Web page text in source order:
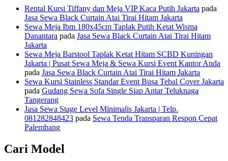
Rental Kursi Tiffany dan Meja VIP Kaca Putih Jakarta pada
Jasa Sewa Black Curtain Atai Tirai Hitam Jakarta
Sewa Meja Ibm 180x45cm Taplak Putih Ketat Wisma
Danantara pada Jasa Sewa Black Curtain Atai Tirai Hitam
Jakarta
Sewa Meja Barstool Taplak Ketat Hitam SCBD Kuningan
Jakarta | Pusat Sewa Meja & Sewa Kursi Event Kantor Anda
pada Jasa Sewa Black Curtain Atai Tirai Hitam Jakarta
Sewa Kursi Stainless Standar Event Busa Tebal Cover Jakarta
pada Gudang Sewa Sofa Single Siap Antar Teluknaga
Tangerang
Jasa Sewa Stage Level Minimalis Jakarta | Telp.
081282848423 pada Sewa Tenda Transparan Respon Cepat
Palembang
Cari Model